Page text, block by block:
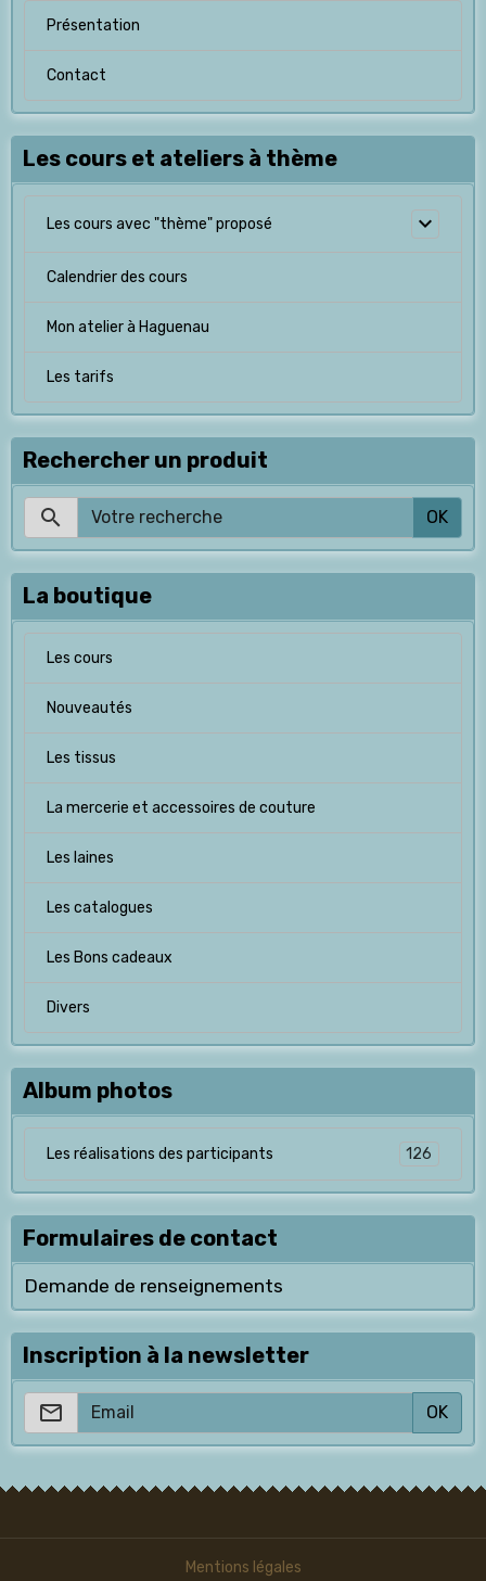
Présentation
Contact
Les cours et ateliers à thème
Les cours avec "thème" proposé
Calendrier des cours
Mon atelier à Haguenau
Les tarifs
Rechercher un produit
OK
La boutique
Les cours
Nouveautés
Les tissus
La mercerie et accessoires de couture
Les laines
Les catalogues
Les Bons cadeaux
Divers
Album photos
Les réalisations des participants 126
Formulaires de contact
Demande de renseignements
Inscription à la newsletter
OK
Mentions légales